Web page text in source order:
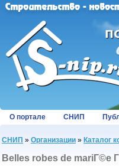
О портале СНИП
СНИП » Организации » Каталог
Belles robes de mariГ©e